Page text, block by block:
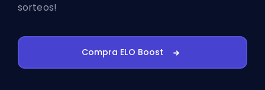
sorteos!
Compra ELO Boost